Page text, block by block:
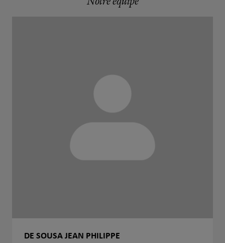
DE SOUSA JEAN PHILIPPE